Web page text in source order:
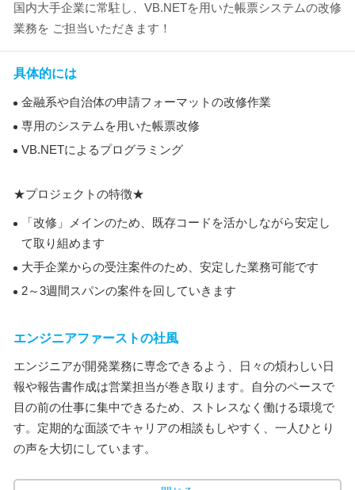
国内大手企業に常駐し、VB.NETを用いた帳票システムの改修
業務を ご担当いただきます！
具体的には
金融系や自治体の申請フォーマットの改修作業
専用のシステムを用いた帳票改修
VB.NETによるプログラミング
★プロジェクトの特徴★
「改修」メインのため、既存コードを活かしながら安定し
て取り組めます
大手企業からの受注案件のため、安定した業務可能です
2～3週間スパンの案件を回していきます
エンジニアファーストの社風
エンジニアが開発業務に専念できるよう、日々の煩わしい日
報や報告書作成は営業担当が巻き取ります。自分のペースで
目の前の仕事に集中できるため、ストレスなく働ける環境で
す。定期的な面談でキャリアの相談もしやすく、一人ひとり
の声を大切にしています。